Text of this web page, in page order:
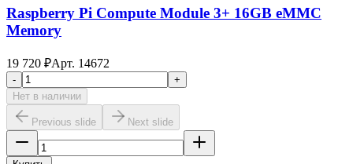
Raspberry Pi Compute Module 3+ 16GB eMMC
Memory
19 720 ₽Арт. 14672
-
+
Нет в наличии
Previous slide Next slide